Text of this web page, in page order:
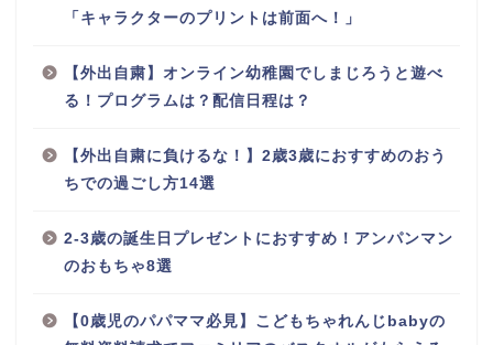
「キャラクターのプリントは前面へ！」
【外出自粛】オンライン幼稚園でしまじろうと遊べ
る！プログラムは？配信日程は？
【外出自粛に負けるな！】2歳3歳におすすめのおう
ちでの過ごし方14選
2-3歳の誕生日プレゼントにおすすめ！アンパンマン
のおもちゃ8選
【0歳児のパパママ必見】こどもちゃれんじbabyの